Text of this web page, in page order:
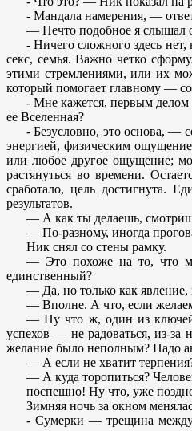
- Мандала намерения, —
— Нечто подобное я слышал
- Ничего сложного здесь
секс, семья. Важно четко
этими стремлениями, или их
который помогает главному —
- Мне кажется, первым
ее Вселенная?
- Безусловно, это основа, —
энергией, физическим
или любое другое ощущение;
растянуться во времени.
сработало, цель достигнута.
результатов.
— А как ты делаешь,
— По-разному, иногда
Ник снял со стены рамку.
— Это похоже на то, что мы
единственный?
— Да, но только как явление,
— Вполне. А что, если
— Ну что ж, один из ключей
успехов — не радоваться, из-
желание было неполным? Надо
— А если не хватит
— А куда торопиться?
поспешно! Ну что, уже
Зимняя ночь за окном
- Сумерки — трещина между